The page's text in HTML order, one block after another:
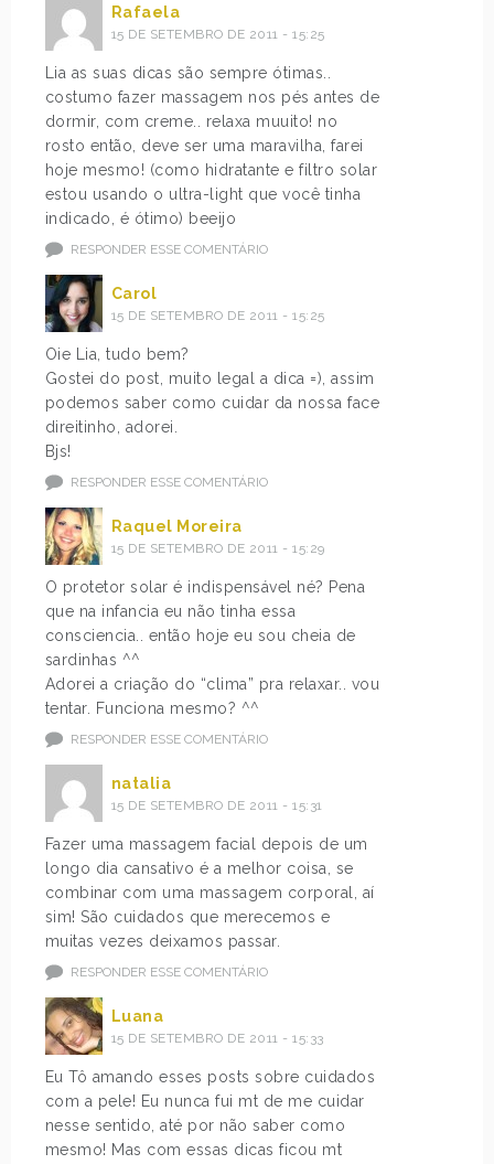
Rafaela
15 DE SETEMBRO DE 2011 - 15:25
Lia as suas dicas são sempre ótimas..
costumo fazer massagem nos pés antes de
dormir, com creme.. relaxa muuito! no
rosto então, deve ser uma maravilha, farei
hoje mesmo! (como hidratante e filtro solar
estou usando o ultra-light que você tinha
indicado, é ótimo) beeijo
RESPONDER ESSE COMENTÁRIO
Carol
15 DE SETEMBRO DE 2011 - 15:25
Oie Lia, tudo bem?
Gostei do post, muito legal a dica =), assim
podemos saber como cuidar da nossa face
direitinho, adorei.
Bjs!
RESPONDER ESSE COMENTÁRIO
Raquel Moreira
15 DE SETEMBRO DE 2011 - 15:29
O protetor solar é indispensável né? Pena
que na infancia eu não tinha essa
consciencia.. então hoje eu sou cheia de
sardinhas ^^
Adorei a criação do “clima” pra relaxar.. vou
tentar. Funciona mesmo? ^^
RESPONDER ESSE COMENTÁRIO
natalia
15 DE SETEMBRO DE 2011 - 15:31
Fazer uma massagem facial depois de um
longo dia cansativo é a melhor coisa, se
combinar com uma massagem corporal, aí
sim! São cuidados que merecemos e
muitas vezes deixamos passar.
RESPONDER ESSE COMENTÁRIO
Luana
15 DE SETEMBRO DE 2011 - 15:33
Eu Tô amando esses posts sobre cuidados
com a pele! Eu nunca fui mt de me cuidar
nesse sentido, até por não saber como
mesmo! Mas com essas dicas ficou mt